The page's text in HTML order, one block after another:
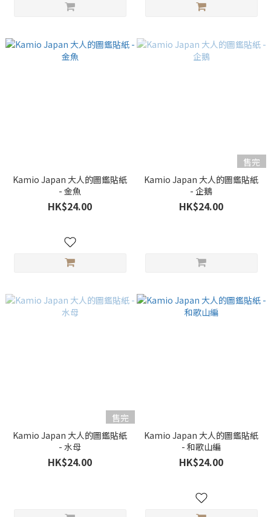
Kamio Japan 大人的圖鑑貼紙
- 金魚
HK$24.00
售完
Kamio Japan 大人的圖鑑貼紙
- 企鵝
HK$24.00
售完
Kamio Japan 大人的圖鑑貼紙
- 水母
HK$24.00
Kamio Japan 大人的圖鑑貼紙
- 和歌山編
HK$24.00